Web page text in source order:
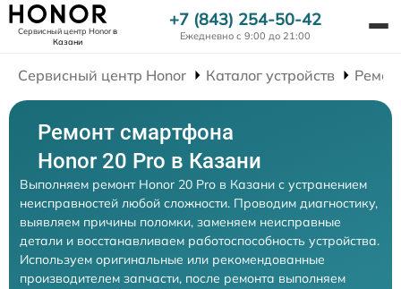
Сервисный центр Honorв
Казани
+7 (843) 254-50-42
Ежедневно с 9:00 до 21:00
Сервисный центр Honor Каталог устройств
Ремонт смартфона
Honor 20 Pro в Казани
Выполняем ремонт Honor 20 Pro в Казани с устранением
неисправностей любой сложности. Проводим диагностику,
выявляем причины поломки, заменяем неисправные
детали и восстанавливаем работоспособность устройства.
Используем оригинальные или рекомендованные
производителем запчасти, после ремонта выполняем